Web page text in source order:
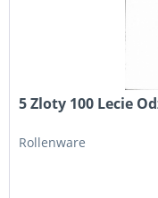
5 Zloty 100 Lecie
Rollenware